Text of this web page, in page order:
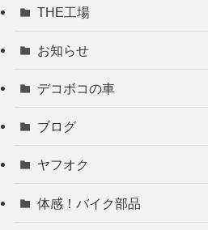
THE工場
お知らせ
デコボコの車
ブログ
ヤフオク
体感！バイク部品